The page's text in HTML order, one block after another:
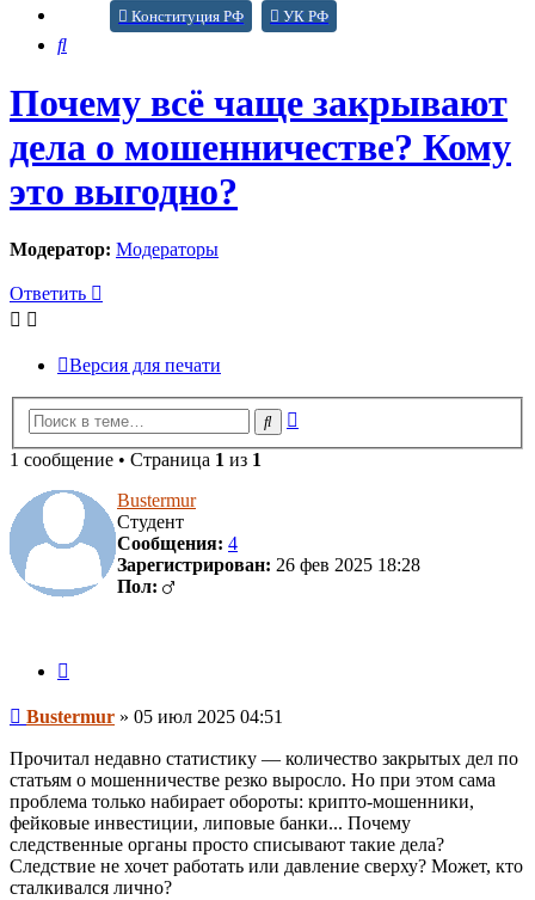
Конституция РФ УК РФ
Поиск
Почему всё чаще закрывают
дела о мошенничестве? Кому
это выгодно?
Модератор: Модераторы
Ответить
Версия для печати
Поиск
1 сообщение • Страница 1 из 1
Bustermur
Студент
Сообщения: 4
Зарегистрирован: 26 фев 2025 18:28
Пол:
Сообщение
Bustermur » 05 июл 2025 04:51
Прочитал недавно статистику — количество закрытых дел по
статьям о мошенничестве резко выросло. Но при этом сама
проблема только набирает обороты: крипто-мошенники,
фейковые инвестиции, липовые банки... Почему
следственные органы просто списывают такие дела?
Следствие не хочет работать или давление сверху? Может, кто
сталкивался лично?